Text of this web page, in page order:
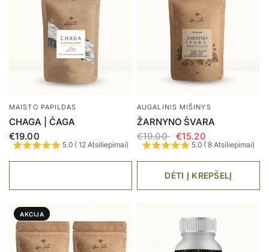
MAISTO PAPILDAS
CHAGA | ČAGA
€19.00
5.0 ( 12 Atsiliepimai)
AUGALINIS MIŠINYS
ŽARNYNO ŠVARA
€19.00
€15.20
5.0 ( 8 Atsiliepimai)
DĖTI Į KREPŠELĮ
AKCIJA